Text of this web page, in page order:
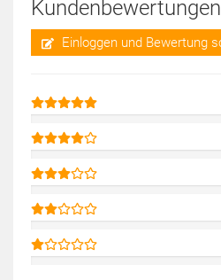
Kundenbewertungen
Einloggen und Bewertung